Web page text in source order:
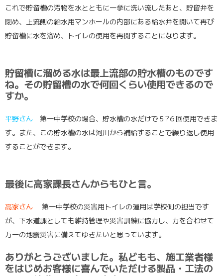
これで貯留槽の汚物を水とともに一挙に洗い流したあと、貯留弁を
閉め、上流側の給水用マンホールの内部にある給水弁を開いて再び
貯留槽に水を溜め、トイレの使用を再開することになります。
貯留槽に溜める水は最上流部の貯水槽のものです
ね。その貯留槽の水で何回くらい使用できるので
すか。
平野さん 第一中学校の場合、貯水槽の水だけで５?６回使用できま
す。また、この貯水槽の水は河川から補給することで繰り返し使用
することができます。
最後に高家課長さんからもひと言。
高家さん 第一中学校の災害用トイレの運用は学校側の担当です
が、下水道課としても維持管理や災害訓練に協力し、力を合わせて
万一の地震災害に備えてゆきたいと思っています。
ありがとうございました。私どもも、施工業者様
をはじめお客様に喜んでいただける製品・工法の